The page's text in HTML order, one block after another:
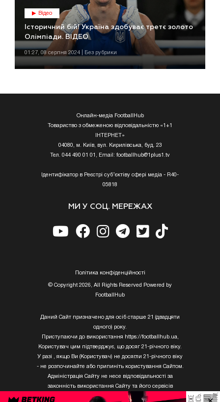
Відео
Історичний бій! Україна здобуває третє золото
Олімпіади. ВІДЕО
01:27, 08 серпня 2024 | Без рубрики
Онлайн-медіа FootballHub
Товариство з обмеженою відповідальністю «1+1
ІНТЕРНЕТ»
04080, м. Київ, вул. Кирилівська, буд. 23
Тел. 044 490 01 01, Email: footballhub@1plus1.tv
Ідентифікатор в Реєстрі суб’єктіву сфері медіа - R40-
05818
МИ У СОЦ. МЕРЕЖАХ
Полiтика конфiденцiйностi
© Copyright 2026, All Rights Reserved Powered by
FootballHub
Даний Сайт призначено для осіб старше 21 (двадцяти
одного) року.
Приступаючи до використання https://footballhub.ua,
Користувач цим підтверджує, що досяг 21-річного віку.
У разі , якщо Ви (Користувач) не досягли 21-річного віку
- не розпочинайте або припиніть користування Сайтом.
Адміністрація Сайту не несе відповідальності за
законність використання Сайту та його сервісів
Користувачем, який не досяг 21-річного віку.